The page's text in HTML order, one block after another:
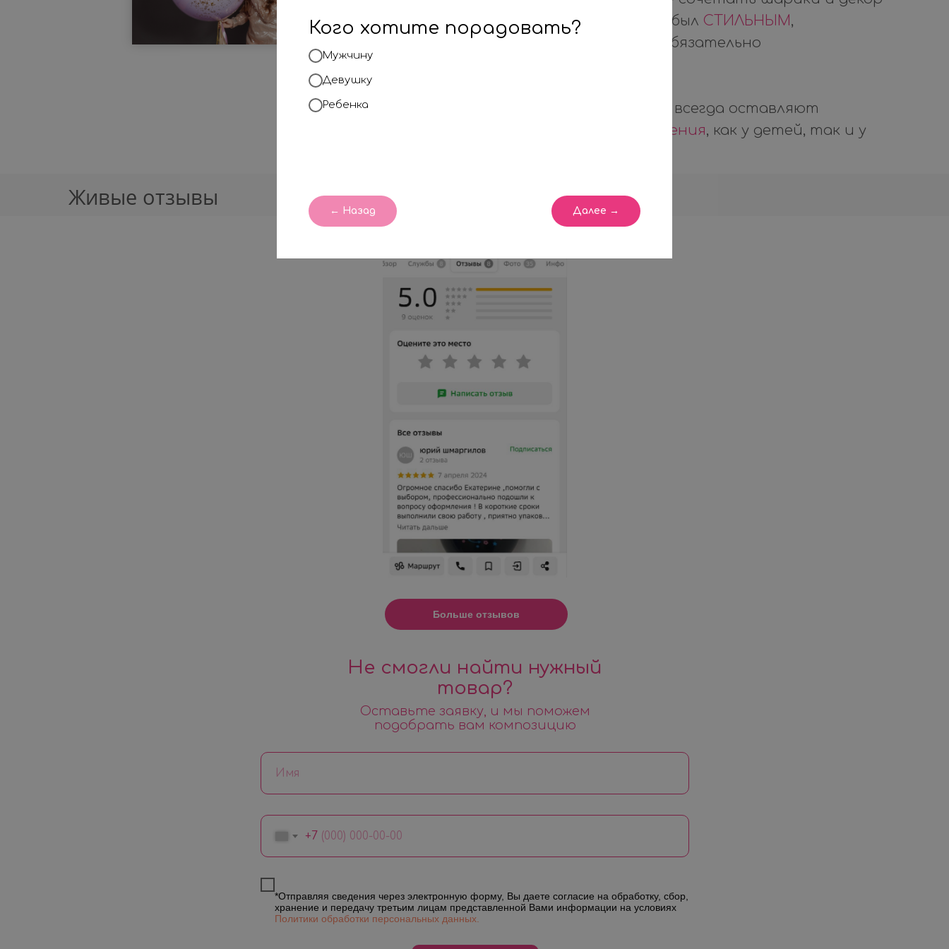
Кого хотите порадовать?
Мужчину
Девушку
Ребенка
← Назад Далее →
к ним так, чтобы итог был СТИЛЬНЫМ,
ИНДИВИДУАЛЬНЫМ
и обязательно
Поэтому наши работы всегда оставляют
незабываемые впечатления, как у детей, так и у
Живые отзывы
Больше отзывов
+7
*Отправляя сведения через электронную форму, Вы даете согласие на обработку, сбор,
хранение и передачу третьим лицам представленной Вами информации на условиях
Политики обработки персональных данных.
Не смогли найти нужный
товар?
Оставьте заявку, и мы поможем
подобрать вам композицию